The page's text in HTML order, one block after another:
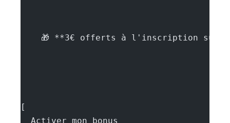
🎁 **3€ offerts à l'inscription sur
[
  Activer mon bonus